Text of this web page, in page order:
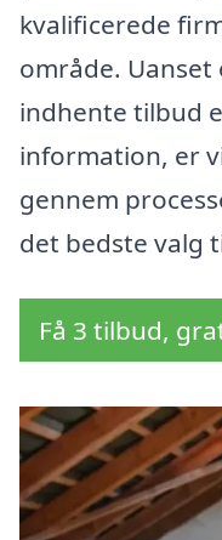
kvalificerede
område.
indhente tilbud
information, er
gennem
det bedste valg
Få 3 tilbud,